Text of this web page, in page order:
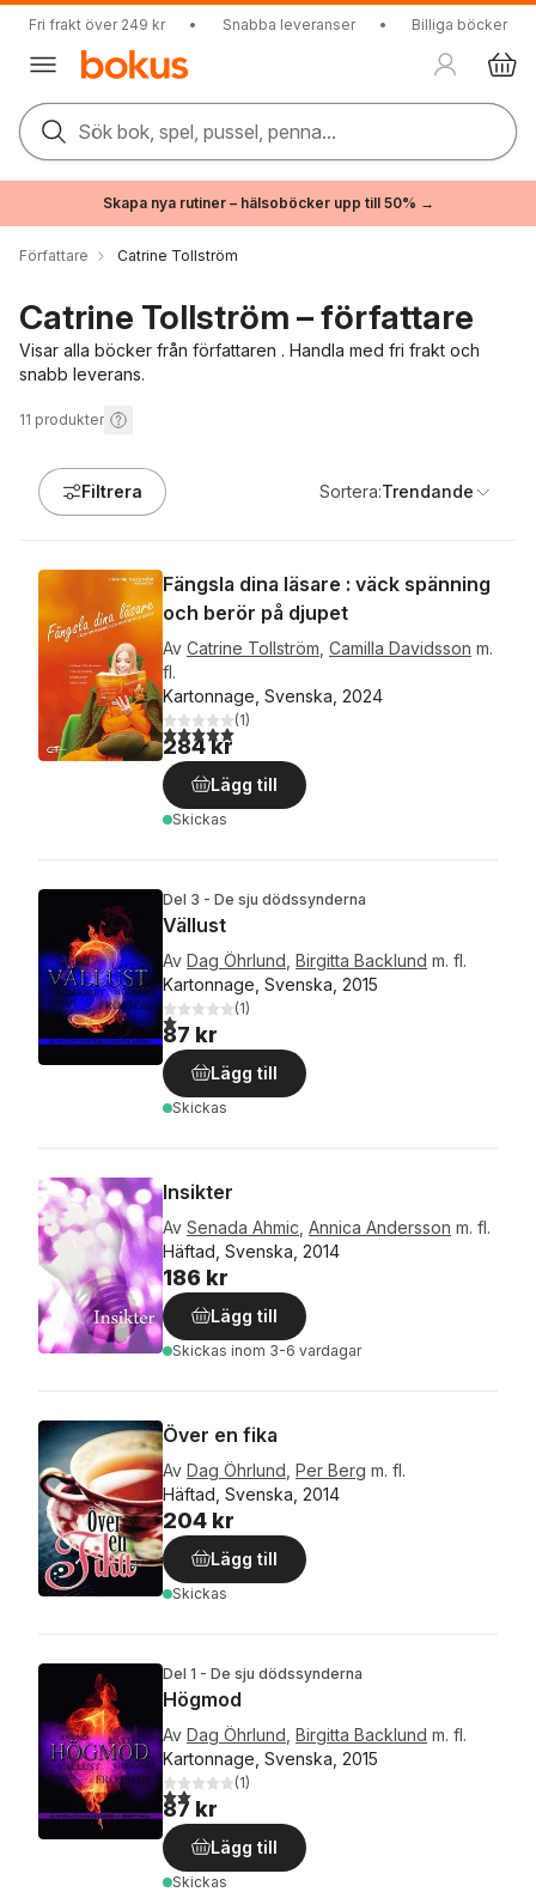
Fri frakt över 249 kr • Snabba leveranser • Billiga böcker
Sök bok, spel, pussel, penna...
Skapa nya rutiner – hälsoböcker upp till 50% →
Författare Catrine Tollström
Catrine Tollström – författare
Visar alla böcker från författaren . Handla med fri frakt och
snabb leverans.
11 produkter
Filtrera Sortera:Trendande
Fängsla dina läsare : väck spänning
och berör på djupet
Av Catrine Tollström Camilla Davidsson m.
fl.
Kartonnage, Svenska, 2024
5,0utav 5 stjärnor. Totalt antal röster:
(1)
284 kr
Lägg till
Skickas
Del 3 - De sju dödssynderna
Vällust
Av Dag Öhrlund Birgitta Backlund m. fl.
Kartonnage, Svenska, 2015
1,0utav 5 stjärnor. Totalt antal röster:
(1)
87 kr
Lägg till
Skickas
Insikter
Av Senada Ahmic Annica Andersson m. fl.
Häftad, Svenska, 2014
186 kr
Lägg till
Skickas inom 3-6 vardagar
Över en fika
Av Dag Öhrlund Per Berg m. fl.
Häftad, Svenska, 2014
204 kr
Lägg till
Skickas
Del 1 - De sju dödssynderna
Högmod
Av Dag Öhrlund Birgitta Backlund m. fl.
Kartonnage, Svenska, 2015
2,0utav 5 stjärnor. Totalt antal röster:
(1)
87 kr
Lägg till
Skickas